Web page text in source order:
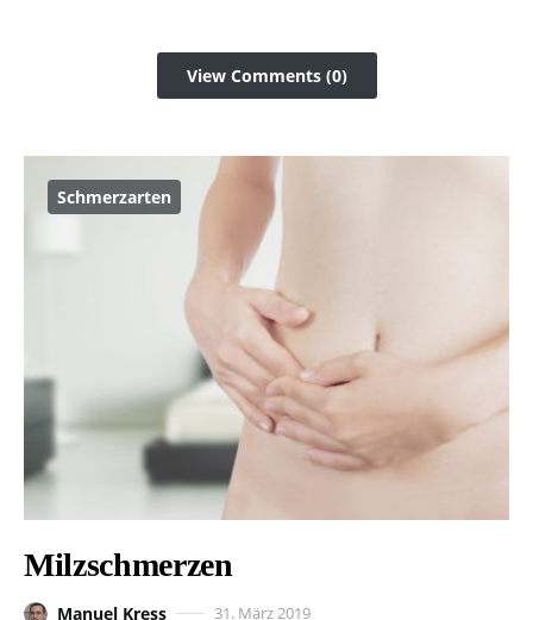
View Comments (0)
Schmerzarten
Milzschmerzen
Manuel Kress 31. März 2019